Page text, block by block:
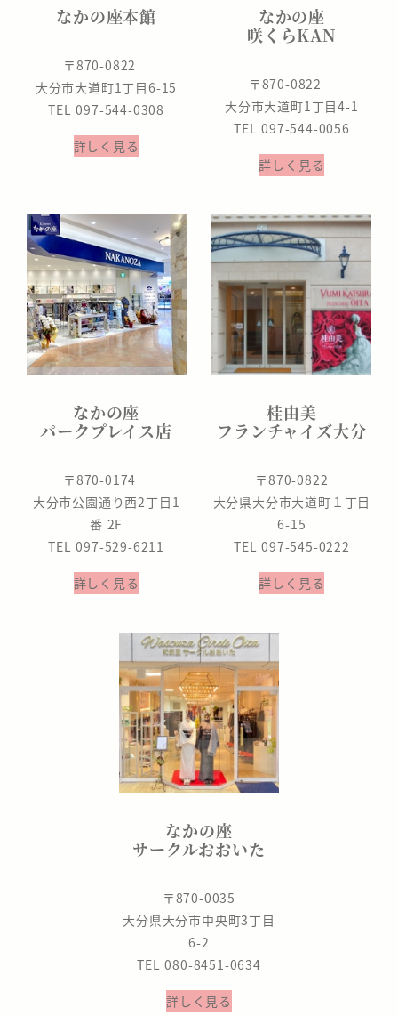
なかの座本館
〒870-0822
大分市大道町1丁目6-15
TEL 097-544-0308
詳しく見る
なかの座
咲くらKAN
〒870-0822
大分市大道町1丁目4-1
TEL 097-544-0056
詳しく見る
なかの座
パークプレイス店
〒870-0174
大分市公園通り西2丁目1
番 2F
TEL 097-529-6211
詳しく見る
桂由美
フランチャイズ大分
〒870-0822
大分県大分市大道町１丁目
6-15
TEL 097-545-0222
詳しく見る
なかの座
サークルおおいた
〒870-0035
大分県大分市中央町3丁目
6-2
TEL 080-8451-0634
詳しく見る